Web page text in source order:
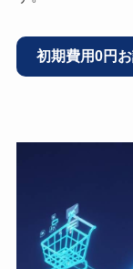
初期費用0円